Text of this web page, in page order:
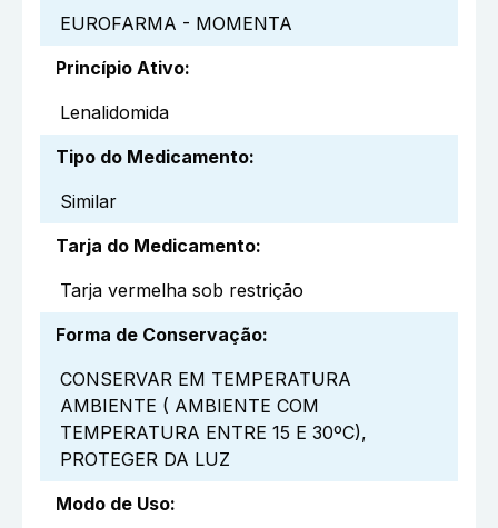
EUROFARMA - MOMENTA
Princípio Ativo:
Lenalidomida
Tipo do Medicamento:
Similar
Tarja do Medicamento:
Tarja vermelha sob restrição
Forma de Conservação:
CONSERVAR EM TEMPERATURA
AMBIENTE ( AMBIENTE COM
TEMPERATURA ENTRE 15 E 30ºC),
PROTEGER DA LUZ
Modo de Uso: